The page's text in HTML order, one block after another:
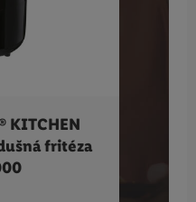
KITCHEN
fritéza